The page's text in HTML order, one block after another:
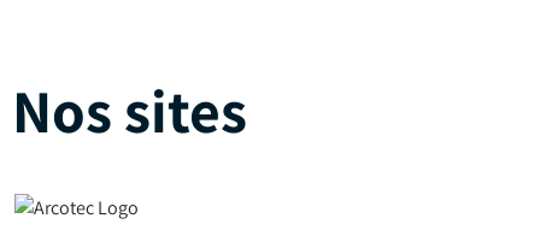
Nos sites